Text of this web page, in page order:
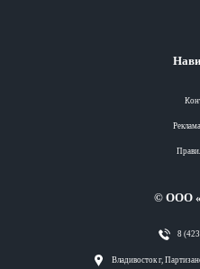
© ООО
8
Владивосток г,